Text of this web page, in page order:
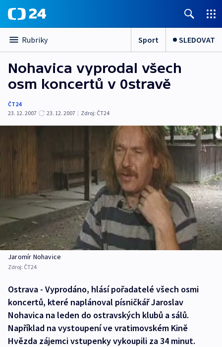
Rubriky Sport SLEDOVAT
Nohavica vyprodal všech
osm koncertů v 0stravě
ČT24
23. 12. 2007
23. 12. 2007 | Zdroj: ČT24
Jaromír Nohavice
Zdroj: ČT24
Ostrava - Vyprodáno, hlásí pořadatelé všech osmi
koncertů, které naplánoval písničkář Jaroslav
Nohavica na leden do ostravských klubů a sálů.
Například na vystoupení ve vratimovském Kině
Hvězda zájemci vstupenky vykoupili za 34 minut.